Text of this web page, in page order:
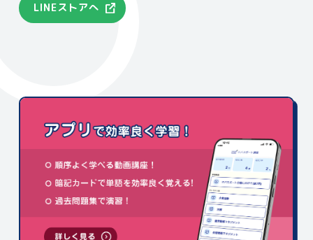
LINEストアへ